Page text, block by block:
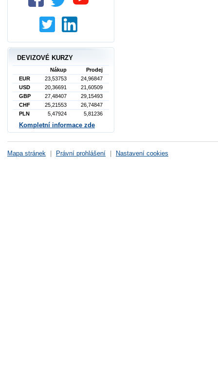
DEVIZOVÉ KURZY
Nákup
Prodej
EUR
23,53753
24,96847
USD
20,36691
21,60509
GBP
27,48407
29,15493
CHF
25,21553
26,74847
PLN
5,47924 5,81236
Kompletní informace zde
Mapa stránek Právní prohlášení Nastavení cookies